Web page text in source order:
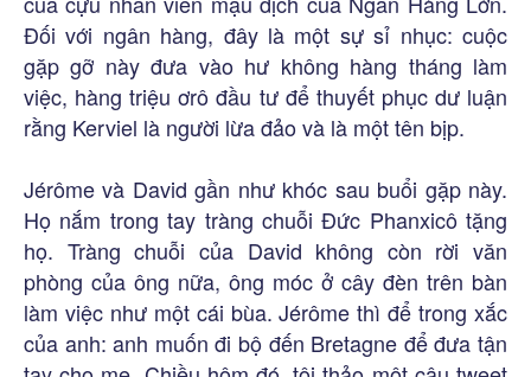
Đối với ngân hàng, đây là một sự sỉ nhục: cuộc
gặp gỡ này đưa vào hư không hàng tháng làm
việc, hàng triệu ơrô đầu tư để thuyết phục dư luận
rằng Kerviel là người lừa đảo và là một tên bịp.
Jérôme và David gần như khóc sau buổi gặp này.
Họ nắm trong tay tràng chuỗi Đức Phanxicô tặng
họ. Tràng chuỗi của David không còn rời văn
phòng của ông nữa, ông móc ở cây đèn trên bàn
làm việc như một cái bùa. Jérôme thì để trong xắc
của anh: anh muốn đi bộ đến Bretagne để đưa tận